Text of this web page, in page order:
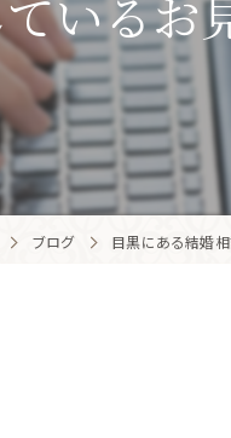
成婚
再婚
婚活
いるお
ブログ 目黒にある結婚